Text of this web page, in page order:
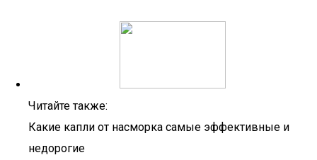
Читайте также:
Какие капли от насморка самые эффективные и
недорогие